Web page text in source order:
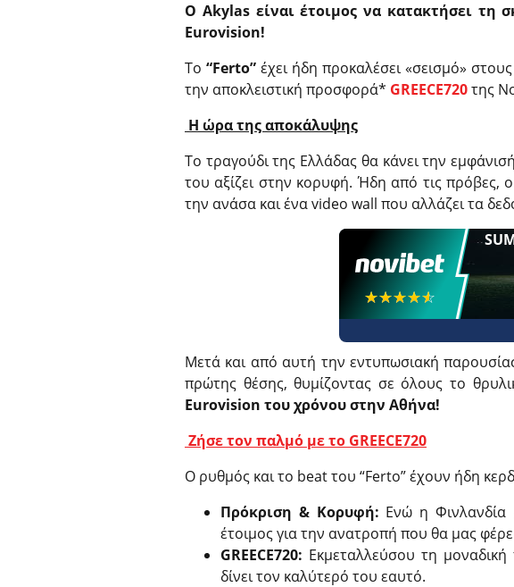
Ο Akylas είναι έτοιμος να κατακτήσει τη
Eurovision!
Το “Ferto”έχει ήδη προκαλέσει «σεισμό»
την αποκλειστική προσφορά* GREECE720της
Η ώρα της αποκάλυψης
Το τραγούδι της Ελλάδας θα κάνει την
του αξίζει στην κορυφή. Ήδη από τις πρόβες,
την ανάσα και ένα video wall που αλλάζει τα
☆☆☆☆☆
★★★★★
Μετά και από αυτή την εντυπωσιακή
πρώτης θέσης, θυμίζοντας σε όλους το
Eurovision του χρόνου στην Αθήνα!
Ζήσε τον παλμό με το GREECE720
Ο ρυθμός και το beat του “Ferto” έχουν ήδη
Πρόκριση & Κορυφή: Ενώ η Φινλανδία
έτοιμος για την ανατροπή που θα μας
GREECE720: Εκμεταλλεύσου τη
δίνει τον καλύτερό του εαυτό.